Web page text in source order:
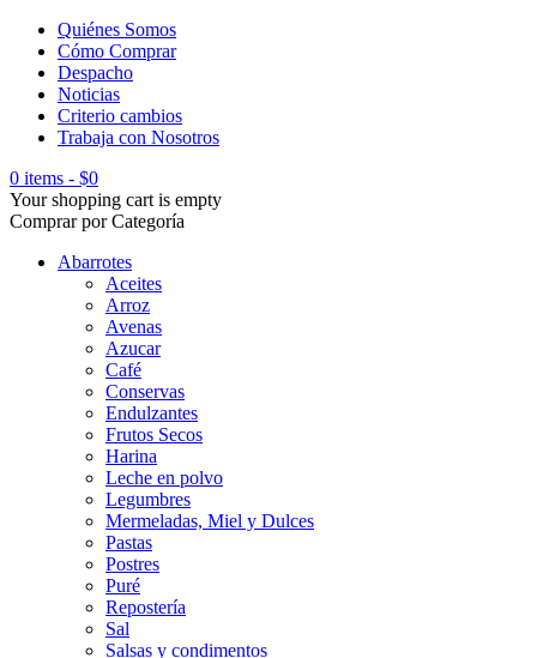
Quiénes Somos
Cómo Comprar
Despacho
Noticias
Criterio cambios
Trabaja con Nosotros
0 items - $0
Your shopping cart is empty
Comprar por Categoría
Abarrotes
Aceites
Arroz
Avenas
Azucar
Café
Conservas
Endulzantes
Frutos Secos
Harina
Leche en polvo
Legumbres
Mermeladas, Miel y Dulces
Pastas
Postres
Puré
Repostería
Sal
Salsas y condimentos